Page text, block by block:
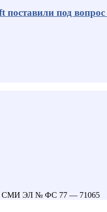
под
СМИ ЭЛ № ФС 77 — 71065